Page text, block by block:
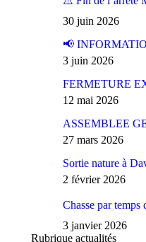
30 juin 2026
📢
3 juin 2026
FERMETURE
12 mai 2026
ASSEMBLEE
27 mars 2026
Sortie nature à
2 février 2026
Chasse par
3 janvier 2026
Rubrique actualités